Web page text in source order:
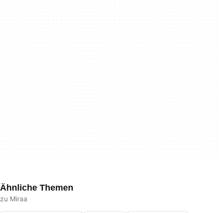
Ähnliche Themen
zu Miraa